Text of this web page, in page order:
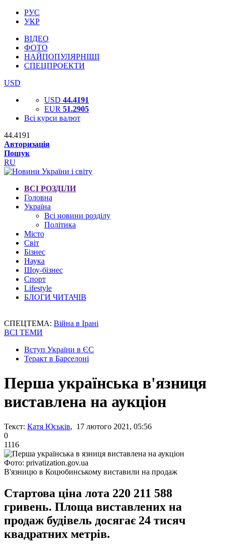
РУС
УКР
ВІДЕО
ФОТО
НАЙПОПУЛЯРНІШІ
СПЕЦПРОЕКТИ
USD
USD 44.4191
EUR 51.2905
Всі курси валют
44.4191
Авторизація
Пошук
RU
ВСІ РОЗДІЛИ
Головна
Україна
Всі новини розділу
Політика
Місто
Світ
Бізнес
Наука
Шоу-бізнес
Спорт
Lifestyle
БЛОГИ ЧИТАЧІВ
СПЕЦТЕМА: Війна в Ірані
ВСІ ТЕМИ
Вступ України в ЄС
Теракт в Барселоні
Перша українська в'язниця
виставлена на аукціон
Текст: Катя Юськів, 17 лютого 2021, 05:56
0
1116
Фото: privatization.gov.ua
В'язницю в Коцюбинському виставили на продаж
Стартова ціна лота 220 211 588
гривень. Площа виставлених на
продаж будівель досягає 24 тисяч
квадратних метрів.